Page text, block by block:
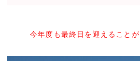
今年度も最終日を迎えることが